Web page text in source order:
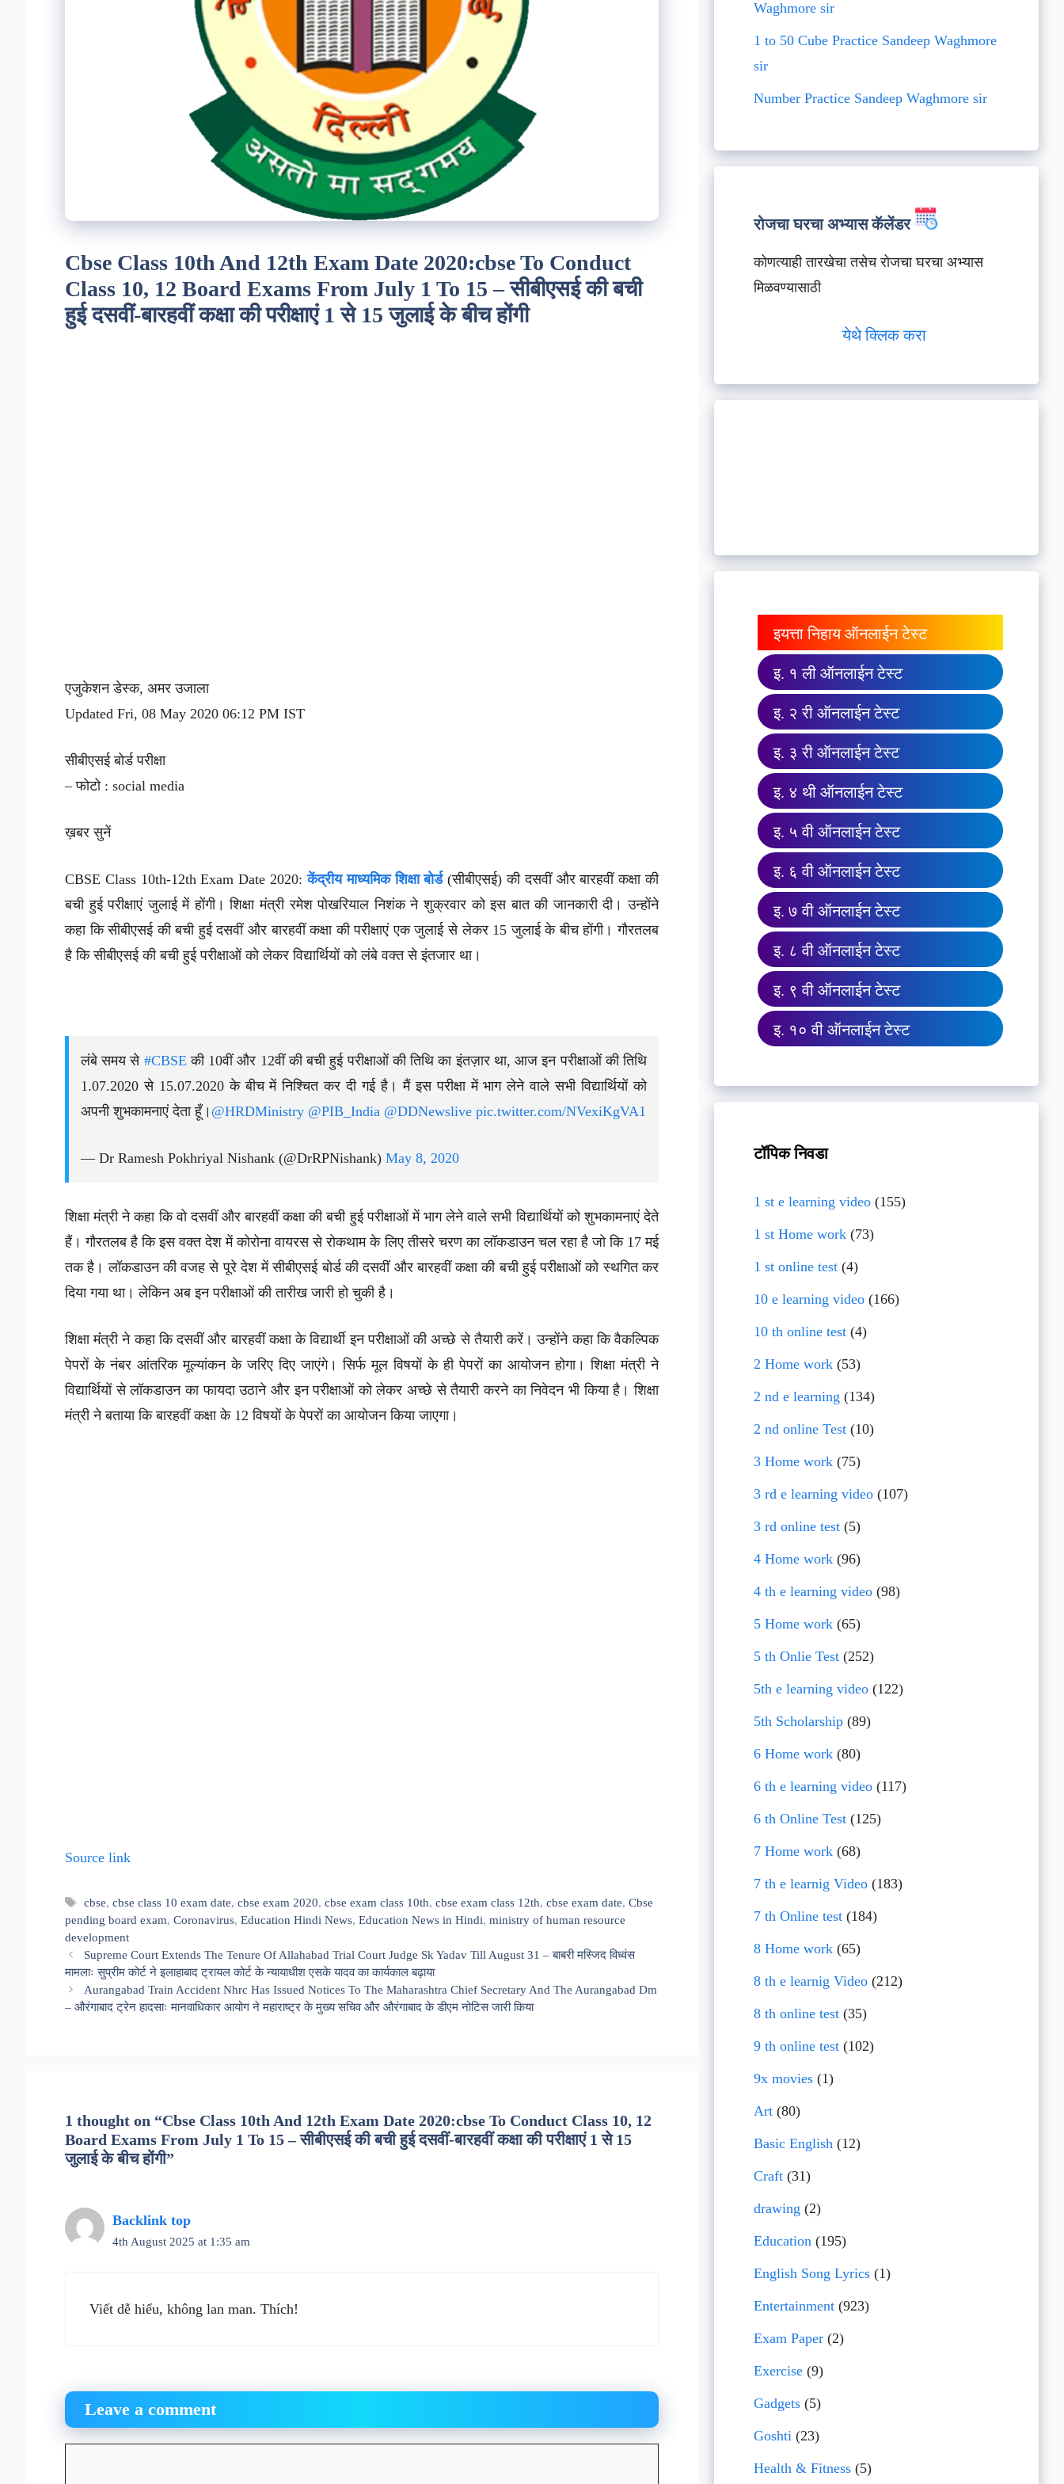
Cbse Class 10th And 12th Exam Date 2020:cbse To Conduct
Class 10, 12 Board Exams From July 1 To 15 – सीबीएसई की बची
हुई दसवीं-बारहवीं कक्षा की परीक्षाएं 1 से 15 जुलाई के बीच होंगी
एजुकेशन डेस्क, अमर उजाला
Updated Fri, 08 May 2020 06:12 PM IST
सीबीएसई बोर्ड परीक्षा
– फोटो : social media
ख़बर सुनें
CBSE Class 10th-12th Exam Date 2020:केंद्रीय माध्यमिक शिक्षा बोर्ड(सीबीएसई) की दसवीं और बारहवीं कक्षा की
बची हुई परीक्षाएं जुलाई में होंगी। शिक्षा मंत्री रमेश पोखरियाल निशंक ने शुक्रवार को इस बात की जानकारी दी। उन्होंने
कहा कि सीबीएसई की बची हुई दसवीं और बारहवीं कक्षा की परीक्षाएं एक जुलाई से लेकर 15 जुलाई के बीच होंगी। गौरतलब
है कि सीबीएसई की बची हुई परीक्षाओं को लेकर विद्यार्थियों को लंबे वक्त से इंतजार था।
लंबे समय से #CBSE की 10वीं और 12वीं की बची हुई परीक्षाओं की तिथि का इंतज़ार था, आज इन परीक्षाओं की तिथि
1.07.2020 से 15.07.2020 के बीच में निश्चित कर दी गई है। मैं इस परीक्षा में भाग लेने वाले सभी विद्यार्थियों को
अपनी शुभकामनाएं देता हूँ। @HRDMinistry @PIB_India @DDNewslive pic.twitter.com/NVexiKgVA1
— Dr Ramesh Pokhriyal Nishank (@DrRPNishank) May 8, 2020
शिक्षा मंत्री ने कहा कि वो दसवीं और बारहवीं कक्षा की बची हुई परीक्षाओं में भाग लेने वाले सभी विद्यार्थियों को शुभकामनाएं देते
हैं। गौरतलब है कि इस वक्त देश में कोरोना वायरस से रोकथाम के लिए तीसरे चरण का लॉकडाउन चल रहा है जो कि 17 मई
तक है। लॉकडाउन की वजह से पूरे देश में सीबीएसई बोर्ड की दसवीं और बारहवीं कक्षा की बची हुई परीक्षाओं को स्थगित कर
दिया गया था। लेकिन अब इन परीक्षाओं की तारीख जारी हो चुकी है।
शिक्षा मंंत्री ने कहा कि दसवीं और बारहवीं कक्षा के विद्यार्थी इन परीक्षाओं की अच्छे से तैयारी करें। उन्होंने कहा कि वैकल्पिक
पेपरों के नंबर आंतरिक मूल्यांकन के जरिए दिए जाएंगे। सिर्फ मूल विषयों के ही पेपरों का आयोजन होगा। शिक्षा मंत्री ने
विद्यार्थियों से लॉकडाउन का फायदा उठाने और इन परीक्षाओं को लेकर अच्छे से तैयारी करने का निवेदन भी किया है। शिक्षा
मंत्री ने बताया कि बारहवीं कक्षा के 12 विषयों के पेपरों का आयोजन किया जाएगा।
Source link
Tags
cbse,cbse class 10 exam date,cbse exam 2020,cbse exam class 10th,cbse exam class 12th,cbse exam date,Cbse
pending board exam, Coronavirus, Education Hindi News, Education News in Hindi, ministry of human resource
development
Supreme Court Extends The Tenure Of Allahabad Trial Court Judge Sk Yadav Till August 31 – बाबरी मस्जिद विध्वंस
मामलाः सुप्रीम कोर्ट ने इलाहाबाद ट्रायल कोर्ट के न्यायाधीश एसके यादव का कार्यकाल बढ़ाया
Aurangabad Train Accident Nhrc Has Issued Notices To The Maharashtra Chief Secretary And The Aurangabad Dm
– औरंगाबाद ट्रेन हादसाः मानवाधिकार आयोग ने महाराष्ट्र के मुख्य सचिव और औरंगाबाद के डीएम नोटिस जारी किया
1 thought on “Cbse Class 10th And 12th Exam Date 2020:cbse To Conduct Class 10, 12
Board Exams From July 1 To 15 – सीबीएसई की बची हुई दसवीं-बारहवीं कक्षा की परीक्षाएं 1 से 15
जुलाई के बीच होंगी”
Backlink top
4th August 2025 at 1:35 am
Viết dễ hiểu, không lan man. Thích!
Leave a comment
Waghmore sir
1 to 50 Cube Practice Sandeep Waghmore
sir
Number Practice Sandeep Waghmore sir
रोजचा घरचा अभ्यास कॅलेंडर
कोणत्याही तारखेचा तसेच रोजचा घरचा अभ्यास
मिळवण्यासाठी
येथे क्लिक करा
इयत्ता निहाय ऑनलाईन टेस्ट
इ. १ ली ऑनलाईन टेस्ट
इ. २ री ऑनलाईन टेस्ट
इ. ३ री ऑनलाईन टेस्ट
इ. ४ थी ऑनलाईन टेस्ट
इ. ५ वी ऑनलाईन टेस्ट
इ. ६ वी ऑनलाईन टेस्ट
इ. ७ वी ऑनलाईन टेस्ट
इ. ८ वी ऑनलाईन टेस्ट
इ. ९ वी ऑनलाईन टेस्ट
इ. १० वी ऑनलाईन टेस्ट
टॉपिक निवडा
1 st e learning video (155)
1 st Home work (73)
1 st online test (4)
10 e learning video (166)
10 th online test (4)
2 Home work (53)
2 nd e learning (134)
2 nd online Test (10)
3 Home work (75)
3 rd e learning video (107)
3 rd online test (5)
4 Home work (96)
4 th e learning video (98)
5 Home work (65)
5 th Onlie Test (252)
5th e learning video (122)
5th Scholarship (89)
6 Home work (80)
6 th e learning video (117)
6 th Online Test (125)
7 Home work (68)
7 th e learnig Video (183)
7 th Online test (184)
8 Home work (65)
8 th e learnig Video (212)
8 th online test (35)
9 th online test (102)
9x movies (1)
Art (80)
Basic English (12)
Craft (31)
drawing (2)
Education (195)
English Song Lyrics (1)
Entertainment (923)
Exam Paper (2)
Exercise (9)
Gadgets (5)
Goshti (23)
Health & Fitness (5)